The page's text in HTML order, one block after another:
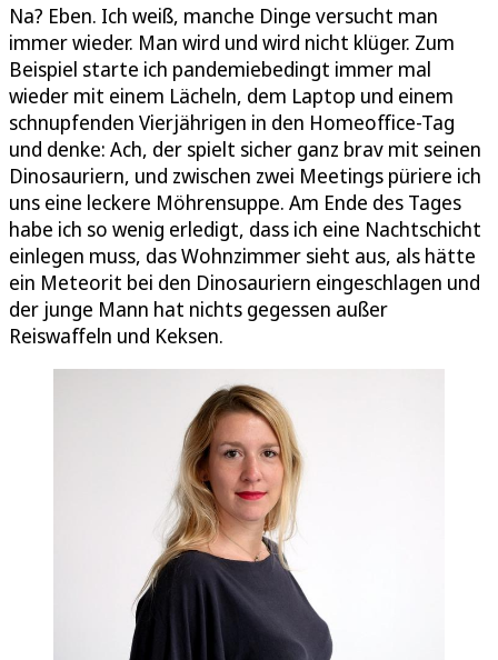
Na? Eben. Ich weiß, manche Dinge versucht man
immer wieder. Man wird und wird nicht klüger. Zum
Beispiel starte ich pandemiebedingt immer mal
wieder mit einem Lächeln, dem Laptop und einem
schnupfenden Vierjährigen in den Homeoffice-Tag
und denke: Ach, der spielt sicher ganz brav mit seinen
Dinosauriern, und zwischen zwei Meetings püriere ich
uns eine leckere Möhrensuppe. Am Ende des Tages
habe ich so wenig erledigt, dass ich eine Nachtschicht
einlegen muss, das Wohnzimmer sieht aus, als hätte
ein Meteorit bei den Dinosauriern eingeschlagen und
der junge Mann hat nichts gegessen außer
Reiswaffeln und Keksen.